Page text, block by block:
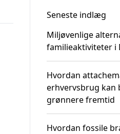
Seneste indlæg
Miljøvenlige
familieaktiviteter i
Hvordan
erhvervsbrug kan
grønnere fremtid
Hvordan fossile